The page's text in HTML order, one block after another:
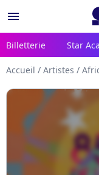
menu
Billetterie Star
Accueil / Artistes /